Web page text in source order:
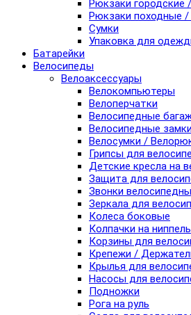
Рюкзаки городские
Рюкзаки походные /
Сумки
Упаковка для
Батарейки
Велосипеды
Велоаксессуары
Велокомпьютеры
Велоперчатки
Велосипедные
Велосипедные замки
Велосумки /
Грипсы для
Детские кресла на
Защита для
Звонки
Зеркала для
Колеса боковые
Колпачки на ниппель
Корзины для
Крепежи /
Крылья для
Насосы для
Подножки
Рога на руль